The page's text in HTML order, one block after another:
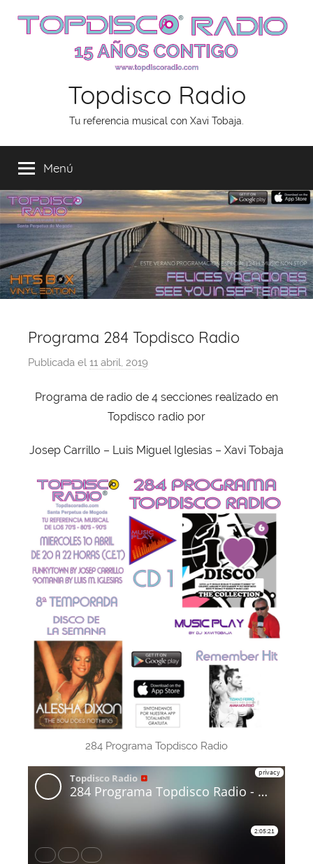
Topdisco Radio
Tu referencia musical con Xavi Tobaja.
Menú
Programa 284 Topdisco Radio
Publicada el 11 abril, 2019
r
X
v
T
o
b
a
Programa de radio de 4 secciones realizado en
Topdisco radio por
Josep Carrillo – Luis Miguel Iglesias – Xavi Tobaja
284 Programa Topdisco Radio